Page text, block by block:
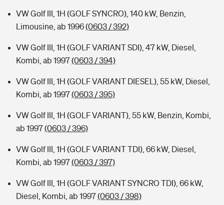
VW Golf III, 1H (GOLF SYNCRO), 140 kW, Benzin,
Limousine, ab 1996(0603 / 392)
VW Golf III, 1H (GOLF VARIANT SDI), 47 kW, Diesel,
Kombi, ab 1997(0603 / 394)
VW Golf III, 1H (GOLF VARIANT DIESEL), 55 kW, Diesel,
Kombi, ab 1997(0603 / 395)
VW Golf III, 1H (GOLF VARIANT), 55 kW, Benzin, Kombi,
ab 1997(0603 / 396)
VW Golf III, 1H (GOLF VARIANT TDI), 66 kW, Diesel,
Kombi, ab 1997(0603 / 397)
VW Golf III, 1H (GOLF VARIANT SYNCRO TDI), 66 kW,
Diesel, Kombi, ab 1997(0603 / 398)